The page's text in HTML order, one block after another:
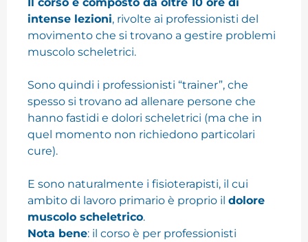
intense lezioni, rivolte ai professionisti del
movimento che si trovano a gestire problemi
muscolo scheletrici.
Sono quindi i professionisti “trainer”, che
spesso si trovano ad allenare persone che
hanno fastidi e dolori scheletrici (ma che in
quel momento non richiedono particolari
cure).
E sono naturalmente i fisioterapisti, il cui
ambito di lavoro primario è proprio il dolore
muscolo scheletrico.
Nota bene: il corso è per professionisti